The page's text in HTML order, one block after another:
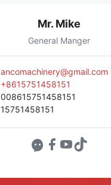
Mr. Mike
General Manger
ancomachinery@gmail.com
+8615751458151
008615751458151
15751458151